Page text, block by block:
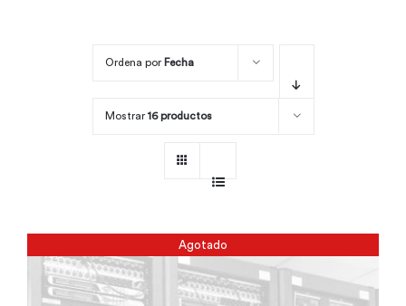
Ordena por Fecha
Mostrar 16 productos
Agotado